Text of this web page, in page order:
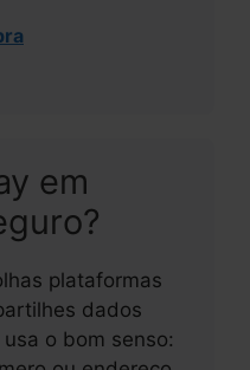
em
plataformas
dados
o bom senso: